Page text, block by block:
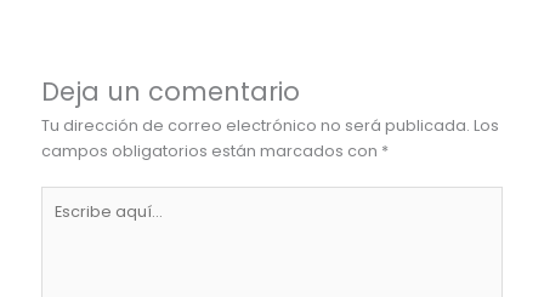
Deja un comentario
Tu dirección de correo electrónico no será publicada. Los
campos obligatorios están marcados con *
aquí...